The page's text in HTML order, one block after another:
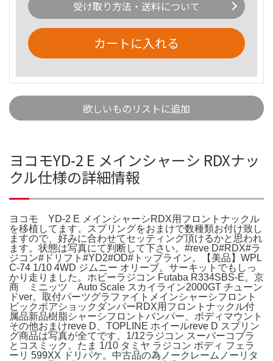
受け取り方法・送料について
カートに入れる
欲しいものリストに追加
ヨコモYD-2 E メインシャーシ RDXナッ
クル仕様の詳細情報
ヨコモ YD-2 E メインシャーシRDX用フロントナックル
を移植してます。スプリングをおまけで数種類お付け致し
ますので、好みに合わせてセッティング頂けるかと思われ
ます。状態は写真にて判断して下さい。#reve D#RDX#ラ
ジコン#ドリフト#YD2#OD#トップライン。【美品】WPL
C-74 1/10 4WD ジムニー オリーブ。サーキットでもしっ
かり走りました。ホビーラジコン Futaba R334SBS-E。京
商 ミニッツ Auto Scale スカイライン2000GT チューン
ドver。取付パーツグラファイトメインシャーシフロント
ビックボアショックダンパーRDX用フロントナックル付
属品新品樹脂シャーシフロントバンパー、ボディマウント
その他おまけreve D、TOPLINE ホイールreve D スプリン
グ商品は写真が全てです。1/12ラジコン スーパーコブラ
とコスミック。たま 1/10 タミヤ ラジコン ボディ フェラ
ーリ 599XX ドリパケ。中古品の為ノークレームノーリタ